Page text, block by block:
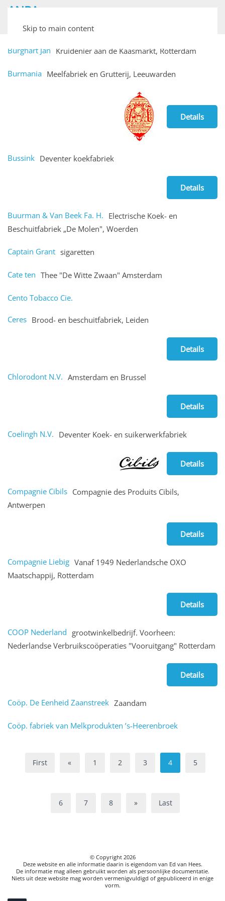
Skip to main content
ANPA
Archief van Nederlandse Plaatjesalbums
Burghart Jan Kruidenier aan de Kaasmarkt, Rotterdam
Burmania Meelfabriek en Grutterij, Leeuwarden
Details
Bussink Deventer koekfabriek
Details
Buurman & Van Beek Fa. H. Electrische Koek- en
Beschuitfabriek „De Molen", Woerden
Captain Grant sigaretten
Cate ten Thee "De Witte Zwaan" Amsterdam
Cento Tobacco Cie.
Ceres Brood- en beschuitfabriek, Leiden
Details
Chlorodont N.V. Amsterdam en Brussel
Details
Coelingh N.V. Deventer Koek- en suikerwerkfabriek
Details
Compagnie Cibils Compagnie des Produits Cibils,
Antwerpen
Details
Compagnie Liebig Vanaf 1949 Nederlandsche OXO
Maatschappij, Rotterdam
Details
COOP Nederland grootwinkelbedrijf. Voorheen:
Nederlandse Verbruikscoöperaties "Vooruitgang" Rotterdam
Details
Coöp. De Eenheid Zaanstreek Zaandam
Coöp. fabriek van Melkprodukten ’s-Heerenbroek
First « 1 2 3 4 5
6 7 8 » Last
© Copyright 2026
Deze website en alle informatie daarin is eigendom van Ed van Hees.
De informatie mag alleen gebruikt worden als persoonlijke documentatie.
Niets uit deze website mag worden vermenigvuldigd of gepubliceerd in enige
vorm.